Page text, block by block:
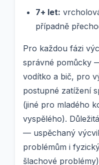
7+ let:
případně
Pro každou fázi
správné pomůcky
vodítko a bič, pro
postupné zatížení
(jiné pro mladého
vyspělého).
— uspěchaný
problémům i
šlachové